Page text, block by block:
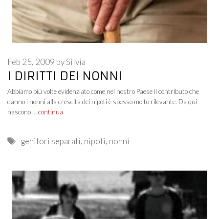
I DIRITTI DEI NONNI
Feb 25, 2009 bySilvia
Abbiamo più volte evidenziato come nel nostro Paese il contributo che
danno i nonni alla crescita dei nipoti è spesso molto rilevante. Da qui
nascono … continua
Tags
genitori separati, nipoti, nonni